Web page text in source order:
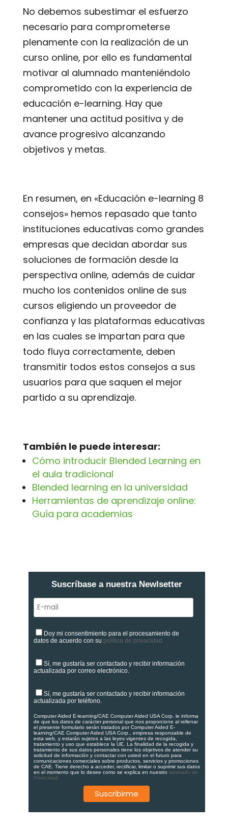
No debemos subestimar el esfuerzo
necesario para comprometerse
plenamente con la realización de un
curso online, por ello es fundamental
motivar al alumnado manteniéndolo
comprometido con la experiencia de
educación e-learning. Hay que
mantener una actitud positiva y de
avance progresivo alcanzando
objetivos y metas.
En resumen, en «Educación e-learning 8
consejos» hemos repasado que tanto
instituciones educativas como grandes
empresas que decidan abordar sus
soluciones de formación desde la
perspectiva online, además de cuidar
mucho los contenidos online de sus
cursos eligiendo un proveedor de
confianza y las plataformas educativas
en las cuales se impartan para que
todo fluya correctamente, deben
transmitir todos estos consejos a sus
usuarios para que saquen el mejor
partido a su aprendizaje.
También le puede interesar:
Cómo introducir Blended Learning en
el aula tradicional
Blended learning en la universidad
Herramientas de aprendizaje online:
Guía para academias
Suscríbase a nuestra Newlsetter
Doy mi consentimiento para el procesamiento de
datos de acuerdo con su política de privacidad
Sí, me gustaría ser contactado y recibir información
actualizada por correo electrónico.
Sí, me gustaría ser contactado y recibir información
actualizada por teléfono.
Computer Aided E-learning/CAE Computer Aided USA Corp. le informa
de que los datos de carácter personal que nos proporcione al rellenar
el presente formulario serán tratados por Computer Aided E-
learning/CAE Computer Aided USA Corp., empresa responsable de
esta web, y estarán sujetos a las leyes vigentes de recogida,
tratamiento y uso que establece la UE. La finalidad de la recogida y
tratamiento de sus datos personales tiene los objetivos de atender su
solicitud de información y contactar con usted en el futuro para
comunicaciones comerciales sobre productos, servicios y promociones
de CAE. Tiene derecho a acceder, rectificar, limitar o suprimir sus datos
en el momento que lo desee como se explica en nuestro apartado de
Privacidad.